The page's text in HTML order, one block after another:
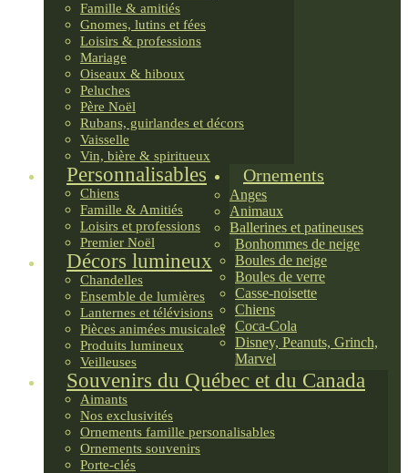
Famille & amitiés
Gnomes, lutins et fées
Loisirs & professions
Mariage
Oiseaux & hiboux
Peluches
Père Noël
Rubans, guirlandes et décors
Vaisselle
Vin, bière & spiritueux
Personnalisables
Chiens
Famille & Amitiés
Loisirs et professions
Premier Noël
Décors lumineux
Chandelles
Ensemble de lumières
Lanternes et télévisions
Pièces animées musicales
Produits lumineux
Veilleuses
Souvenirs du Québec et du Canada
Aimants
Nos exclusivités
Ornements famille personalisables
Ornements souvenirs
Porte-clés
Ornements
Anges
Animaux
Ballerines et patineuses
Bonhommes de neige
Boules de neige
Boules de verre
Casse-noisette
Chiens
Coca-Cola
Disney, Peanuts, Grinch,
Marvel